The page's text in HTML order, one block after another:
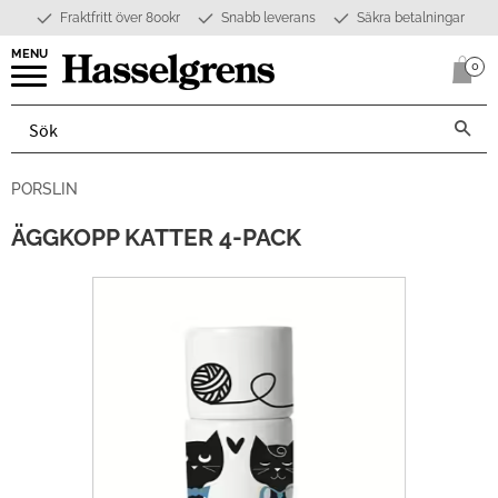
Meny
Fraktfritt över 800kr Snabb leverans Säkra betalningar
0
PORSLIN
ÄGGKOPP KATTER 4-PACK